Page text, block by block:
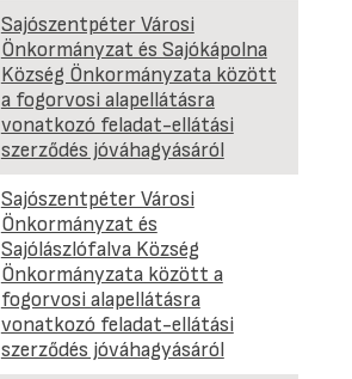
Sajószentpéter Városi
Önkormányzat és Sajókápolna
Község Önkormányzata között
a fogorvosi alapellátásra
vonatkozó feladat-ellátási
szerződés jóváhagyásáról
Sajószentpéter Városi
Önkormányzat és
Sajólászlófalva Község
Önkormányzata között a
fogorvosi alapellátásra
vonatkozó feladat-ellátási
szerződés jóváhagyásáról